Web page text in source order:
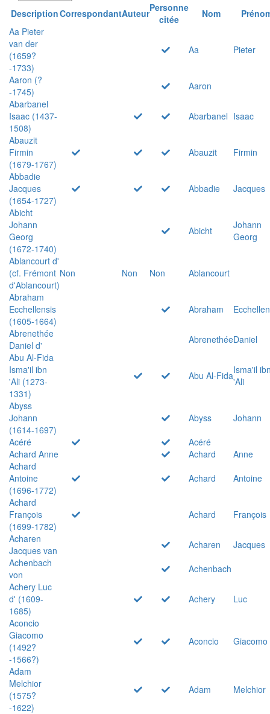
DescriptionCorrespondantAuteurPersonne
citée
Nom
Aa Pieter
van der
(1659?
-1733)
Aa Pieter
Aaron (?
-1745)
Aaron
Abarbanel
Isaac (1437-
1508)
Abarbanel Isaac
Abauzit
Firmin
(1679-1767)
Abauzit
Firmin
Abbadie
Jacques
(1654-1727)
Abbadie
Jacques
Abicht
Johann
Georg
(1672-1740)
Abicht
Johann
Georg
Ablancourt d'
(cf. Frémont
d'Ablancourt)
Non Non Non
Ablancourt
Abraham
Ecchellensis
(1605-1664)
Abraham
Abrenethée
Daniel d'
AbrenethéeDaniel
Abu Al-Fida
Isma'il ibn
'Ali (1273-
1331)
Abu Al-FidaIsma'il
'Ali
Abyss
Johann
(1614-1697)
Abyss
Johann
Acéré
Acéré
Achard Anne
Achard
Anne
Achard
Antoine
(1696-1772)
Achard
Antoine
Achard
François
(1699-1782)
Achard
François
Acharen
Jacques van
Acharen
Jacques
Achenbach
von
Achenbach
Achery Luc
d' (1609-
1685)
Achery
Luc
Aconcio
Giacomo
(1492?
-1566?)
Aconcio Giacomo
Adam
Melchior
(1575?
-1622)
Adam Melchior